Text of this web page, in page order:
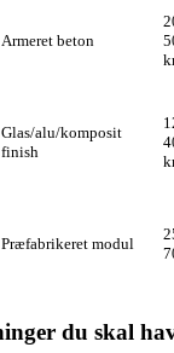
Armeret beton
Glas/alu/komposit
finish
Præfabrikeret modul
du skal